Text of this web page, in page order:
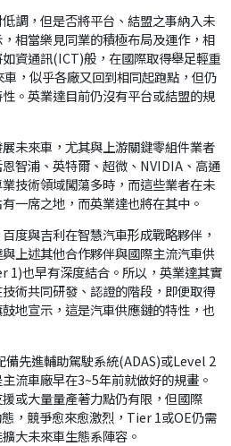
調，但是否將平台、結盟之事納入未
相當樂見同業的積極布局及運作，相
資通訊(ICT)般，在國際取得舉足輕重
，似乎各廠又回到相同起跑點，但仍
。英業達目前仍沒有平台或結盟的規
未來車，尤其與上游關鍵零組件業者
智浦、英特爾、超微、NVIDIA、高通
技術領域闖蕩多時，而這些業者在未
一席之地，而英業達也將在其中。
度與吉利在智慧汽車形成戰略夥伴，
上述其他合作夥伴與國際主流汽車供
1)也早有深度結合。所以，英業達其實
術共同研發、認證的階段，即便取得
地宣示，這是汽車供應鏈的特性，也
先進輔助駕駛系統(ADAS)或Level 2
流車廠早在3~5年前就做好的規畫。
或大量量產著力點仍有限，但國際
，競爭愈來愈激烈，Tier 1或OE仍需
大未來車生態系陣容。